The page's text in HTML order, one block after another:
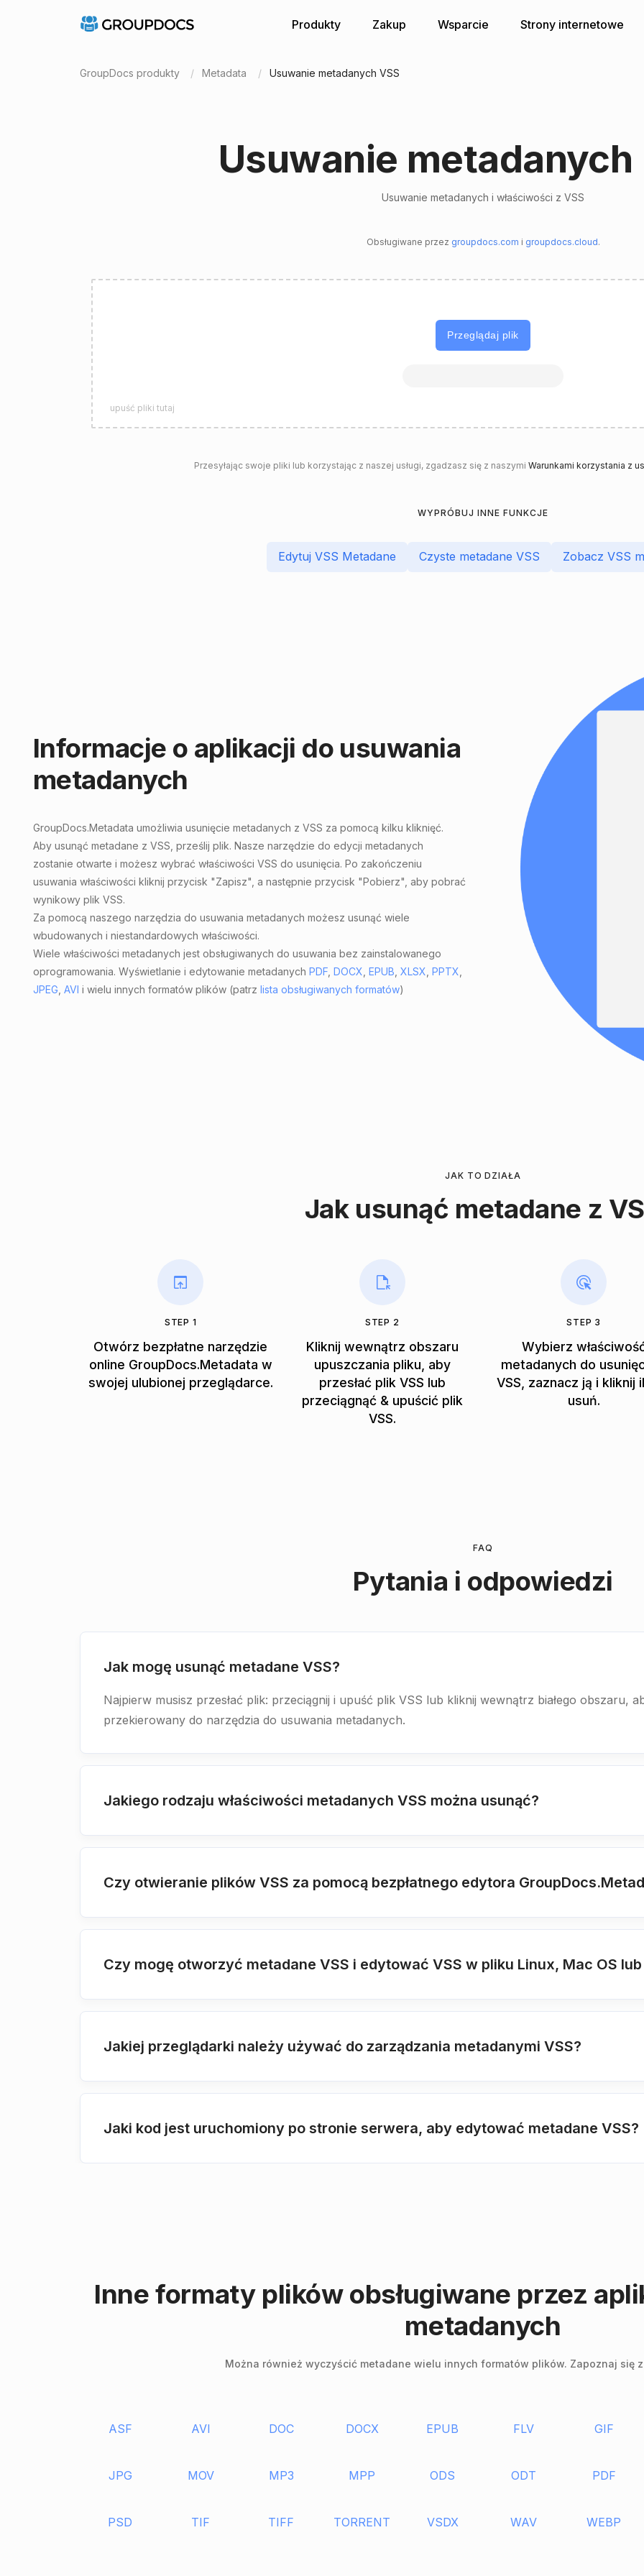
Produkty Zakup Wsparcie Strony internetowe
GroupDocs produkty Metadata Usuwanie metadanych VSS
Usuwanie metadanych
Usuwanie metadanych i właściwości z VSS
Obsługiwane przez groupdocs.com i groupdocs.cloud.
Przeglądaj plik
upuść pliki tutaj
Przesyłając swoje pliki lub korzystając z naszej usługi, zgadzasz się z naszymi Warunkami korzystania z
WYPRÓBUJ INNE FUNKCJE
Edytuj VSS Metadane Czyste metadane VSS Zobacz VSS
Informacje o aplikacji do usuwania
metadanych
GroupDocs.Metadata umożliwia usunięcie metadanych z VSS za pomocą kilku kliknięć.
Aby usunąć metadane z VSS, prześlij plik. Nasze narzędzie do edycji metadanych
zostanie otwarte i możesz wybrać właściwości VSS do usunięcia. Po zakończeniu
usuwania właściwości kliknij przycisk "Zapisz", a następnie przycisk "Pobierz", aby pobrać
wynikowy plik VSS.
Za pomocą naszego narzędzia do usuwania metadanych możesz usunąć wiele
wbudowanych i niestandardowych właściwości.
Wiele właściwości metadanych jest obsługiwanych do usuwania bez zainstalowanego
oprogramowania. Wyświetlanie i edytowanie metadanych PDF DOCX EPUB XLSX PPTX
JPEG AVI i wielu innych formatów plików (patrz lista obsługiwanych formatów)
JAK TO DZIAŁA
Jak usunąć metadane z
STEP 1
Otwórz bezpłatne narzędzie
online GroupDocs.Metadata w
swojej ulubionej przeglądarce.
STEP 2
Kliknij wewnątrz obszaru
upuszczania pliku, aby
przesłać plik VSS lub
przeciągnąć & upuścić plik
VSS.
STEP 3
Wybierz
metadanych do
VSS, zaznacz ją i kliknij
usuń.
FAQ
Pytania i odpowiedzi
Jak mogę usunąć metadane VSS?
Najpierw musisz przesłać plik: przeciągnij i upuść plik VSS lub kliknij wewnątrz białego obszaru,
przekierowany do narzędzia do usuwania metadanych.
Jakiego rodzaju właściwości metadanych VSS można usunąć?
Czy otwieranie plików VSS za pomocą bezpłatnego edytora
Czy mogę otworzyć metadane VSS i edytować VSS w pliku Linux, Mac OS
Jakiej przeglądarki należy używać do zarządzania metadanymi VSS?
Jaki kod jest uruchomiony po stronie serwera, aby edytować metadane VSS?
Inne formaty plików obsługiwane przez
metadanych
Można również wyczyścić metadane wielu innych formatów plików. Zapoznaj się
ASF AVI DOC DOCX EPUB FLV GIF
JPG MOV MP3 MPP ODS ODT PDF
PSD TIF TIFF TORRENT VSDX WAV WEBP